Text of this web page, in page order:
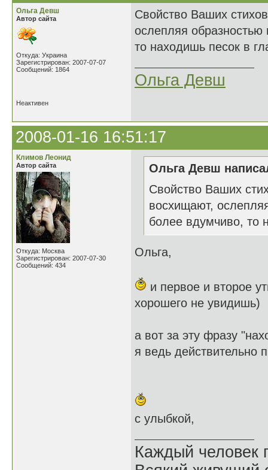
Ольга Девш
Автор сайта
Откуда: Украина
Зарегистрирован: 2007-07-07
Сообщений: 1864
Свойство Ваших
ослепляя
то находишь песок в
Ольга Девш
Неактивен
2008-01-16 16:51:17
Климов Леонид
Автор сайта
Откуда: Москва
Зарегистрирован: 2007-07-30
Сообщений: 434
Ольга Девш
Свойство Ваших
восхищают,
более вдумчиво, то
Ольга,
и первое и второе
хорошего не увидишь)
а вот за эту фразу
я ведь действительно
с улыбкой,
Каждый человек